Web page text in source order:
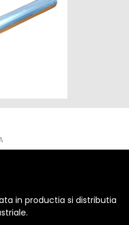
in productia si distributia